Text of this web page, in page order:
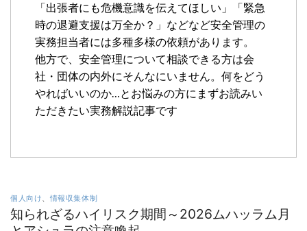
「出張者にも危機意識を伝えてほしい」「緊急
時の退避支援は万全か？」などなど安全管理の
実務担当者には多種多様の依頼があります。
他方で、安全管理について相談できる方は会
社・団体の内外にそんなにいません。何をどう
やればいいのか…とお悩みの方にまずお読みい
ただきたい実務解説記事です
個人向け 、情報収集体制
知られざるハイリスク期間～2026ムハッラム月